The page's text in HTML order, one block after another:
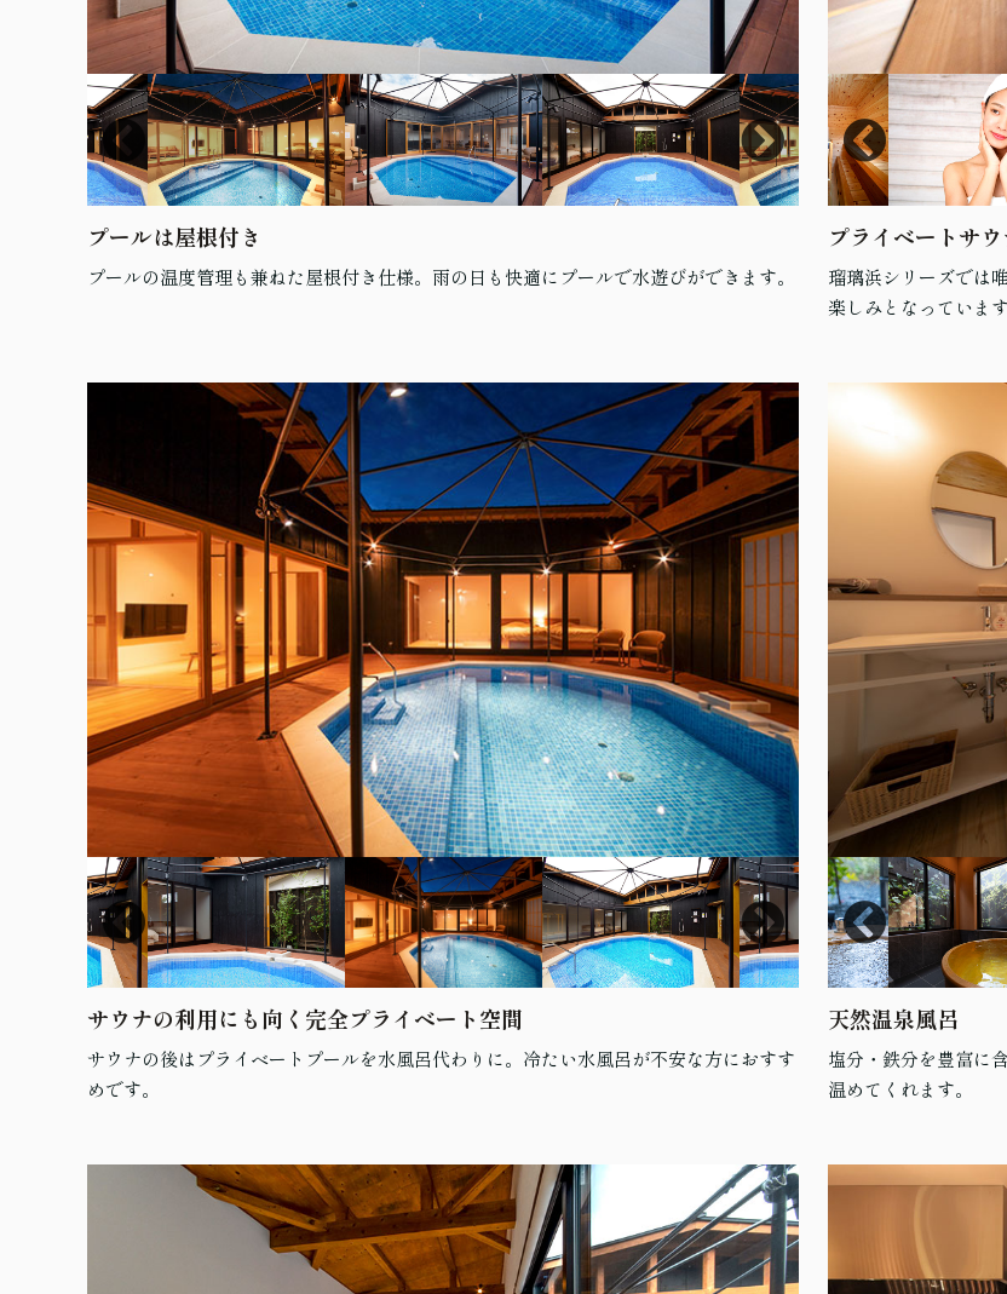
プールは屋根付き
プールの温度管理も兼ねた屋根付き仕様。雨の日も快適にプールで水遊びができます。
プライベートサ
瑠璃浜シリーズでは
楽しみとなっています
サウナの利用にも向く完全プライベート空間
サウナの後はプライベートプールを水風呂代わりに。冷たい水風呂が不安な方におすす
めです。
天然温泉風呂
塩分・鉄分を豊富に
温めてくれます。